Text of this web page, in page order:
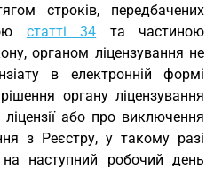
строків, передбачених
статті 34 та частиною
органом ліцензування не
в електронній формі
органу ліцензування
або про виключення
з Реєстру, у такому разі
на наступний робочий день